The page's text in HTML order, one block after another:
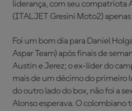
liderança, com seu compatriota
(ITALJET Gresini Moto2) apenas
Foi um bom dia para Daniel
Aspar Team) após finais de
Austin e Jerez; o ex-líder do
mais de um décimo do primeiro
do outro lado do box, não foi a
Alonso esperava. O colombiano